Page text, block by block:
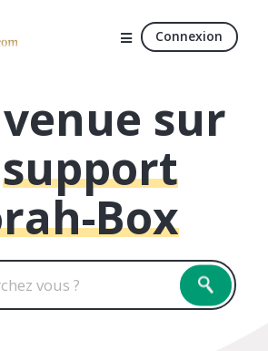
Connexion
sur
support
Box